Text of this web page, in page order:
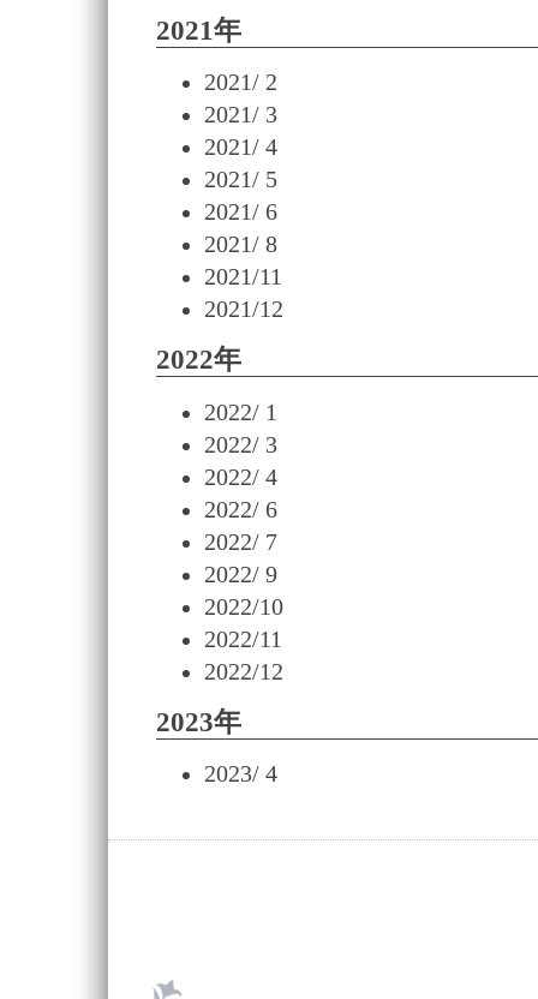
2021年
2021/ 2
2021/ 3
2021/ 4
2021/ 5
2021/ 6
2021/ 8
2021/11
2021/12
2022年
2022/ 1
2022/ 3
2022/ 4
2022/ 6
2022/ 7
2022/ 9
2022/10
2022/11
2022/12
2023年
2023/ 4